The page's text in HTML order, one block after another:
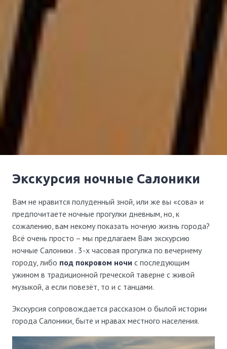
Экскурсия ночные Салоники
Вам не нравится полуденный зной, или же вы «сова» и
предпочитаете ночные прогулки дневным, но, к
сожалению, вам некому показать ночную жизнь города?
Всё очень просто – мы предлагаем Вам экскурсию
ночные Салоники . 3-х часовая прогулка по вечернему
городу, либо под покровом ночи с последующим
ужином в традиционной греческой таверне с живой
музыкой, а если повезёт, то и с танцами.
Экскурсия сопровождается рассказом о былой истории
города Салоники, быте и нравах местного населения.